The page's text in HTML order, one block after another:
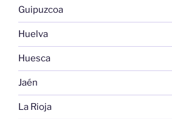
Guipuzcoa
Huelva
Huesca
Jaén
La Rioja